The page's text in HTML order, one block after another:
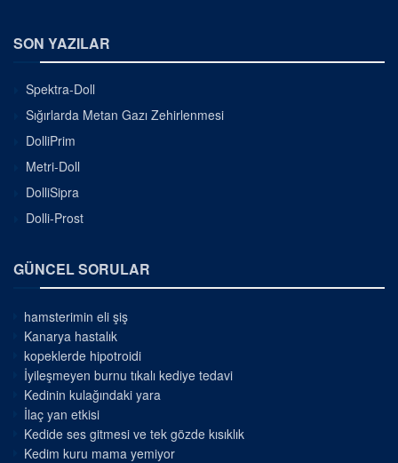
SON YAZILAR
Spektra-Doll
Sığırlarda Metan Gazı Zehirlenmesi
DolliPrim
Metri-Doll
DolliSipra
Dolli-Prost
GÜNCEL SORULAR
hamsterimin eli şiş
Kanarya hastalık
kopeklerde hipotroidi
İyileşmeyen burnu tıkalı kediye tedavi
Kedinin kulağındaki yara
İlaç yan etkisi
Kedide ses gitmesi ve tek gözde kısıklık
Kedim kuru mama yemiyor